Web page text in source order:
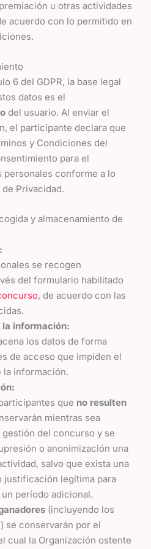
u otras actividades
acuerdo con lo permitido en
6 del GDPR, la base legal
datos es el
del usuario. Al enviar el
el participante declara que
y Condiciones del
para el
personales conforme a lo
Privacidad.
y almacenamiento de
se recogen
del formulario habilitado
, de acuerdo con las
información:
los datos de forma
de acceso que impiden el
la información.
que no resulten
mientras sea
gestión del concurso y se
o anonimización una
salvo que exista una
justificación legítima para
período adicional.
(incluyendo los
se conservarán por el
cual la Organización ostente